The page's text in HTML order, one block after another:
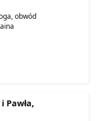
obwód
Pawła,